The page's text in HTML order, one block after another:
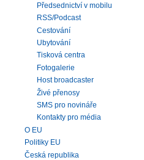
Předsednictví v mobilu
RSS/Podcast
Cestování
Ubytování
Tisková centra
Fotogalerie
Host broadcaster
Živé přenosy
SMS pro novináře
Kontakty pro média
O EU
Politiky EU
Česká republika